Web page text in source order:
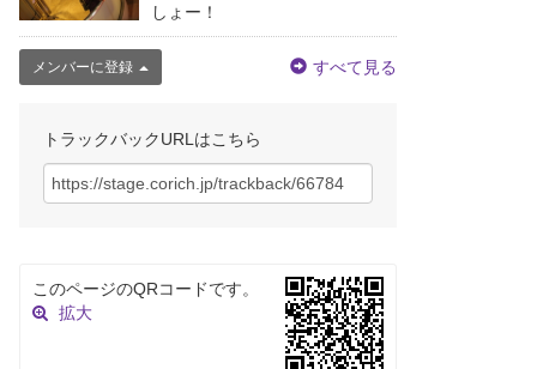
しょー！
メンバーに登録 すべて見る
トラックバックURLはこちら
このページのQRコードです。
拡大